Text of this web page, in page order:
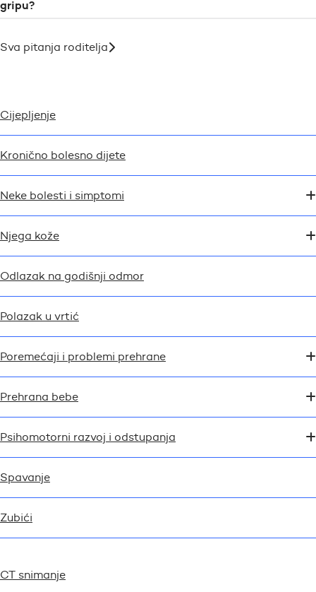
gripu?
Sva pitanja roditelja
Cijepljenje
Kronično bolesno dijete
Neke bolesti i simptomi
Njega kože
Odlazak na godišnji odmor
Polazak u vrtić
Poremećaji i problemi prehrane
Prehrana bebe
Psihomotorni razvoj i odstupanja
Spavanje
Zubići
CT snimanje